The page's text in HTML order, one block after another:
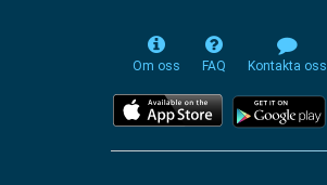
Om oss FAQ Kontakta oss